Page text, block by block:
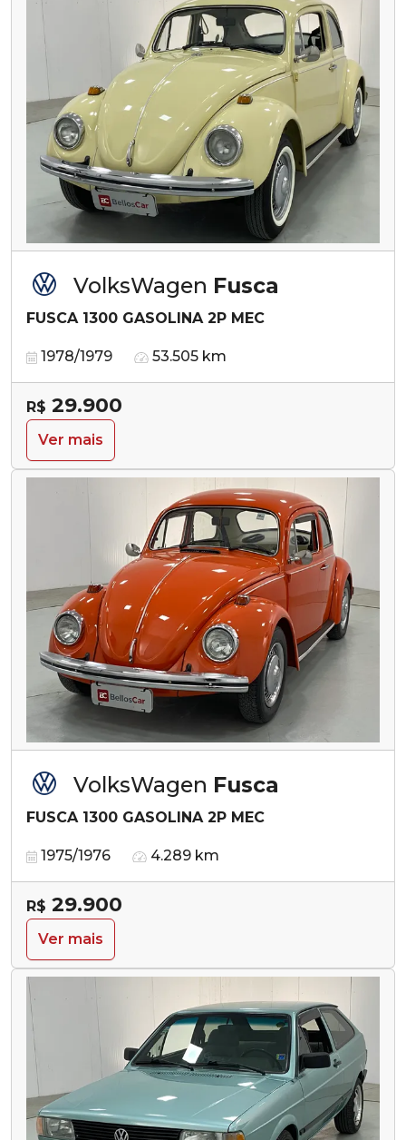
VolksWagen Fusca
FUSCA 1300 GASOLINA 2P MEC
1978/1979 53.505 km
R$ 29.900
Ver mais
VolksWagen Fusca
FUSCA 1300 GASOLINA 2P MEC
1975/1976 4.289 km
R$ 29.900
Ver mais